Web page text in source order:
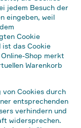
jedem Besuch der
eingeben, weil
Cookie
ist das Cookie
Shop merkt
Warenkorb
von Cookies durch
entsprechenden
verhindern und
widersprechen.